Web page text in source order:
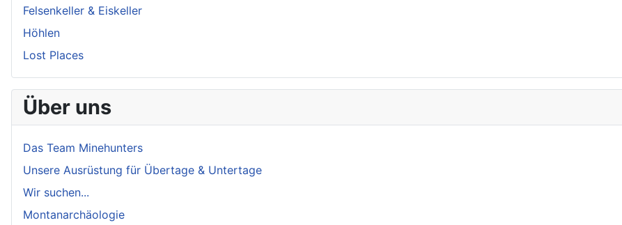
Felsenkeller & Eiskeller
Höhlen
Lost Places
Über uns
Das Team Minehunters
Unsere Ausrüstung für Übertage & Untertage
Wir suchen...
Montanarchäologie